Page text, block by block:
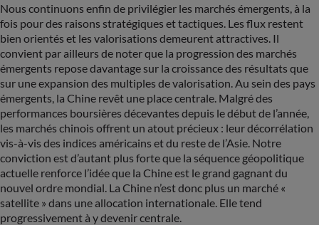
PAYS
Sélectionner un pays
Nous continuons enfin de privilégier les marchés émergents, à la
fois pour des raisons stratégiques et tactiques. Les flux restent
bien orientés et les valorisations demeurent attractives. Il
convient par ailleurs de noter que la progression des marchés
émergents repose davantage sur la croissance des résultats que
sur une expansion des multiples de valorisation. Au sein des pays
émergents, la Chine revêt une place centrale. Malgré des
performances boursières décevantes depuis le début de l’année,
les marchés chinois offrent un atout précieux : leur décorrélation
vis-à-vis des indices américains et du reste de l’Asie. Notre
conviction est d’autant plus forte que la séquence géopolitique
actuelle renforce l’idée que la Chine est le grand gagnant du
nouvel ordre mondial. La Chine n’est donc plus un marché «
satellite » dans une allocation internationale. Elle tend
progressivement à y devenir centrale.